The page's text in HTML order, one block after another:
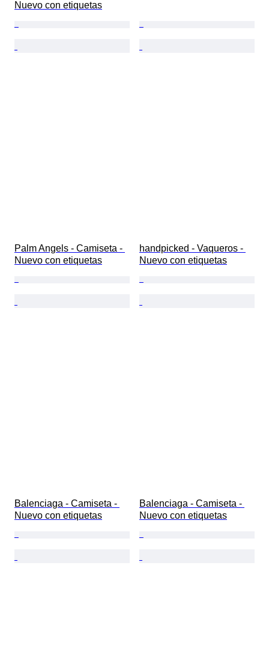
Nuevo con etiquetas
Palm Angels - Camiseta -
Nuevo con etiquetas
handpicked - Vaqueros -
Nuevo con etiquetas
Balenciaga - Camiseta -
Nuevo con etiquetas
Balenciaga - Camiseta -
Nuevo con etiquetas